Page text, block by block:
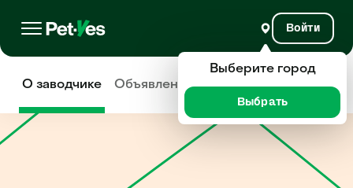
Войти
О заводчике Объявления Отзывы
Выберите город
Выбрать